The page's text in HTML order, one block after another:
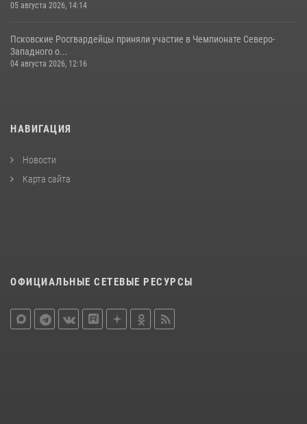
05 августа 2026, 14:14
Псковские Росгвардейцы приняли участие в Чемпионате Северо-
Западного о...
04 августа 2026, 12:16
НАВИГАЦИЯ
Новости
Карта сайта
ОФИЦИАЛЬНЫЕ СЕТЕВЫЕ РЕСУРСЫ